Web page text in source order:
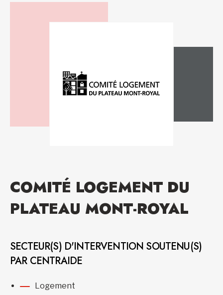
COMITÉ LOGEMENT DU
PLATEAU MONT-ROYAL
SECTEUR(S) D'INTERVENTION SOUTENU(S)
PAR CENTRAIDE
Logement